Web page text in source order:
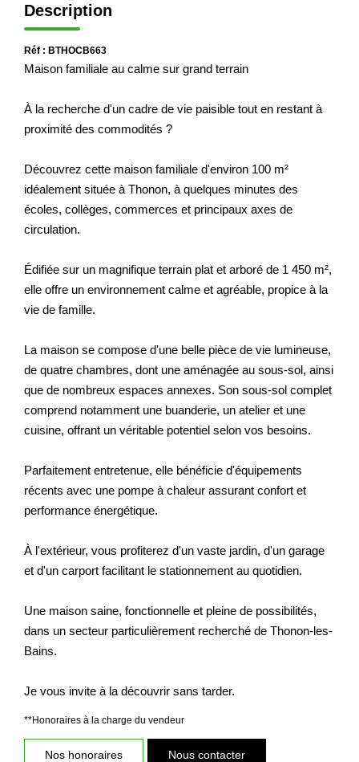
Nos Partenaires
EXTRANET CLIENTS
Description
Réf : BTHOCB663
Maison familiale au calme sur grand terrain
À la recherche d'un cadre de vie paisible tout en restant à
proximité des commodités ?
Découvrez cette maison familiale d'environ 100 m²
idéalement située à Thonon, à quelques minutes des
écoles, collèges, commerces et principaux axes de
circulation.
Édifiée sur un magnifique terrain plat et arboré de 1 450 m²,
elle offre un environnement calme et agréable, propice à la
vie de famille.
La maison se compose d'une belle pièce de vie lumineuse,
de quatre chambres, dont une aménagée au sous-sol, ainsi
que de nombreux espaces annexes. Son sous-sol complet
comprend notamment une buanderie, un atelier et une
cuisine, offrant un véritable potentiel selon vos besoins.
Parfaitement entretenue, elle bénéficie d'équipements
récents avec une pompe à chaleur assurant confort et
performance énergétique.
À l'extérieur, vous profiterez d'un vaste jardin, d'un garage
et d'un carport facilitant le stationnement au quotidien.
Une maison saine, fonctionnelle et pleine de possibilités,
dans un secteur particulièrement recherché de Thonon-les-
Bains.
Je vous invite à la découvrir sans tarder.
**Honoraires à la charge du vendeur
Nos honoraires Nous contacter